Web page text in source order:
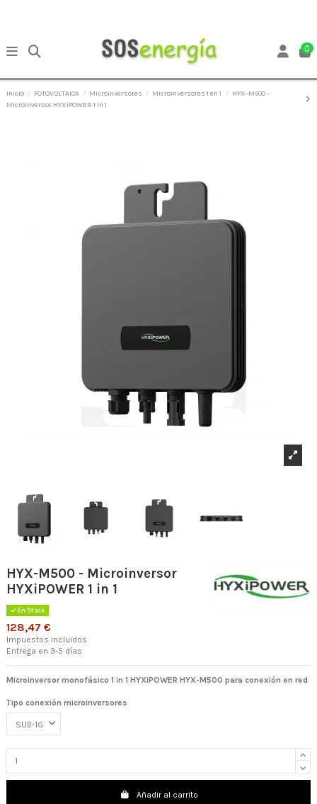
0
Inicio FOTOVOLTAICA Microinversores Microinversores 1 en 1
HYX-M500 -
Microinversor HYXiPOWER 1 in 1
HYX-M500 - Microinversor
HYXiPOWER 1 in 1
En Stock
128,47 €
Impuestos incluidos
Entrega en 3-5 días
Microinversor monofásico 1 in 1 HYXiPOWER HYX-M500 para conexión en red
Tipo conexión microinversores
Añadir al carrito